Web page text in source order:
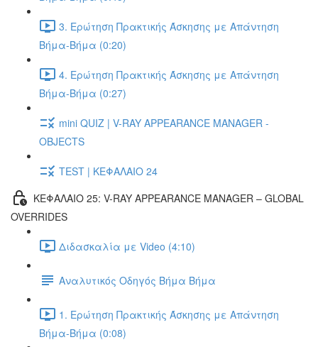
3. Ερώτηση Πρακτικής Άσκησης με Απάντηση
Βήμα-Βήμα (0:20)
4. Ερώτηση Πρακτικής Άσκησης με Απάντηση
Βήμα-Βήμα (0:27)
mini QUIZ | V-RAY APPEARANCE MANAGER -
OBJECTS
TEST | ΚΕΦΑΛΑΙΟ 24
ΚΕΦΑΛΑΙΟ 25: V-RAY APPEARANCE MANAGER – GLOBAL
OVERRIDES
Διδασκαλία με Video (4:10)
Αναλυτικός Οδηγός Βήμα Βήμα
1. Ερώτηση Πρακτικής Άσκησης με Απάντηση
Βήμα-Βήμα (0:08)